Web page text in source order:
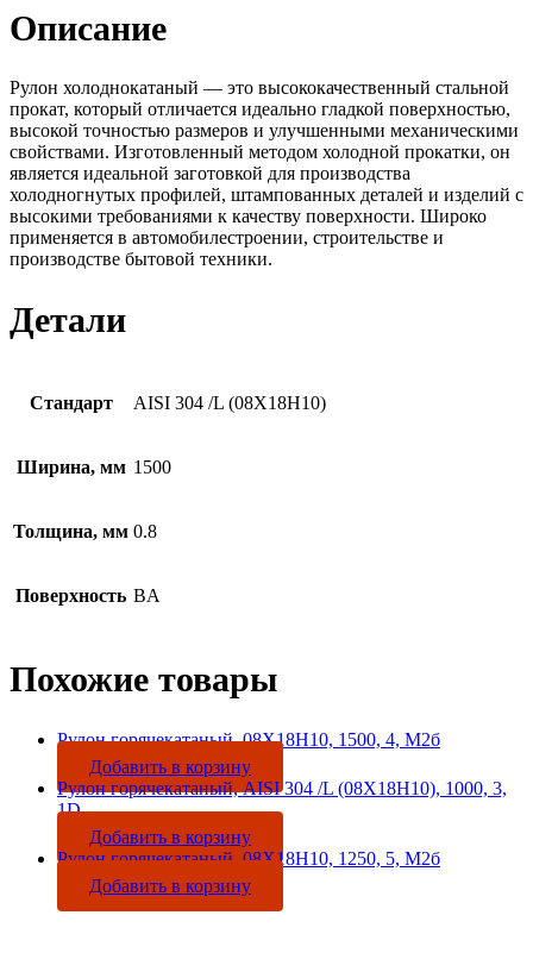
Описание
Рулон холоднокатаный — это высококачественный стальной
прокат, который отличается идеально гладкой поверхностью,
высокой точностью размеров и улучшенными механическими
свойствами. Изготовленный методом холодной прокатки, он
является идеальной заготовкой для производства
холодногнутых профилей, штампованных деталей и изделий с
высокими требованиями к качеству поверхности. Широко
применяется в автомобилестроении, строительстве и
производстве бытовой техники.
Детали
Стандарт AISI 304 /L (08Х18Н10)
Ширина, мм 1500
Толщина, мм 0.8
Поверхность BA
Похожие товары
Рулон горячекатаный, 08Х18Н10, 1500, 4, М2б
Добавить в корзину
Рулон горячекатаный, AISI 304 /L (08Х18Н10), 1000, 3,
1D
Добавить в корзину
Рулон горячекатаный, 08Х18Н10, 1250, 5, М2б
Добавить в корзину